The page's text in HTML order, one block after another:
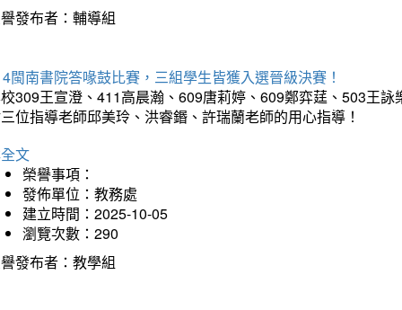
發布者：輔導組
閩南書院答喙鼓比賽，三組學生皆獲入選晉級決賽！
309王宣澄、411高晨瀚、609唐莉婷、609鄭弈莛、503王
位指導老師邱美玲、洪睿鍲、許瑞蘭老師的用心指導！
文
榮譽事項：
發佈單位：教務處
建立時間：2025-10-05
瀏覽次數：290
發布者：教學組